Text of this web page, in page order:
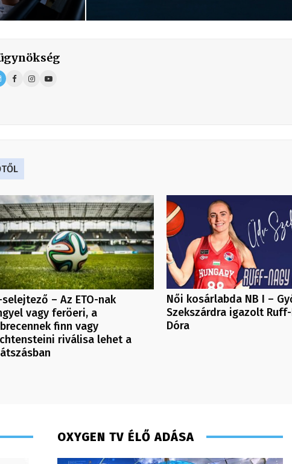
selejtező – Az ETO-nak
vagy feröeri, a
finn vagy
riválisa lehet a
Női kosárlabda NB I –
Szekszárdra igazolt
Dóra
OXYGEN TV ÉLŐ ADÁSA